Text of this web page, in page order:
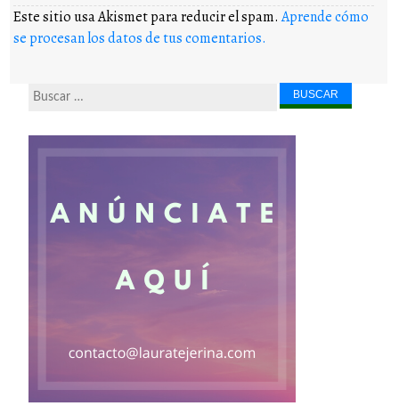
Este sitio usa Akismet para reducir el spam.Aprende cómo
se procesan los datos de tus comentarios.
Buscar...